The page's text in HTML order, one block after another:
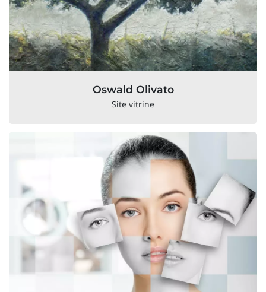
Oswald Olivato
Site vitrine